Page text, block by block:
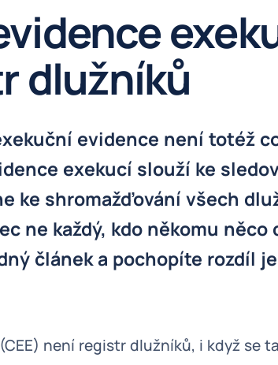
dlužníků
evidence není totéž
exekucí slouží ke
ke shromažďování všech
ne každý, kdo někomu něco
článek a pochopíte rozdíl
není registr dlužníků, i když se